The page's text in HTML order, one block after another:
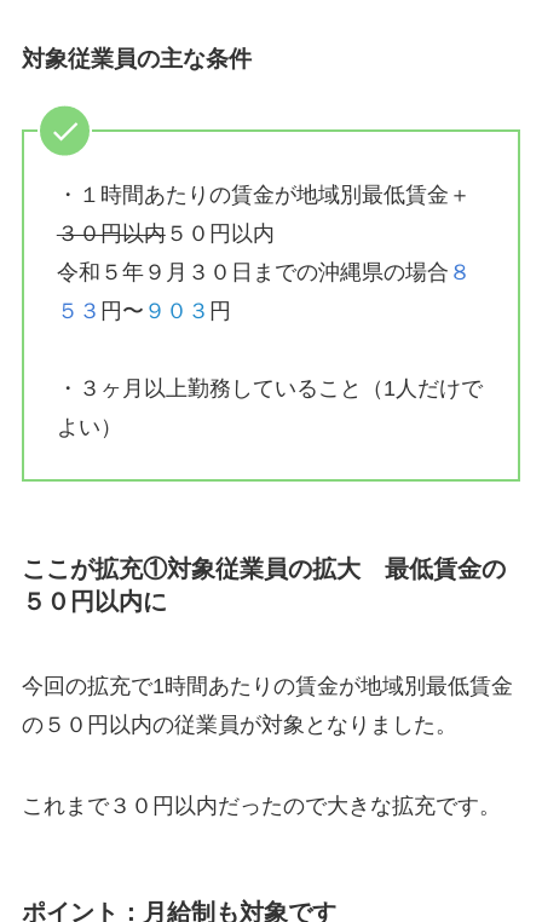
対象従業員の主な条件
・１時間あたりの賃金が地域別最低賃金＋
３０円以内５０円以内
令和５年９月３０日までの沖縄県の場合 ８
５３ 円〜 ９０３ 円
・３ヶ月以上勤務していること（1人だけで
よい）
ここが拡充①対象従業員の拡大 最低賃金の
５０円以内に
今回の拡充で1時間あたりの賃金が地域別最低賃金
の５０円以内の従業員が対象となりました。
これまで３０円以内だったので大きな拡充です。
ポイント：月給制も対象です